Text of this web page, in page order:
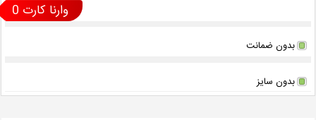
0 وارنا کارت
بدون ضمانت
بدون سایز